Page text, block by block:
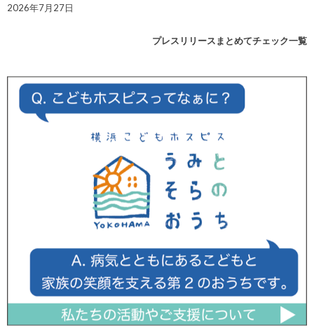
2026年7月27日
プレスリリースまとめてチェック一覧